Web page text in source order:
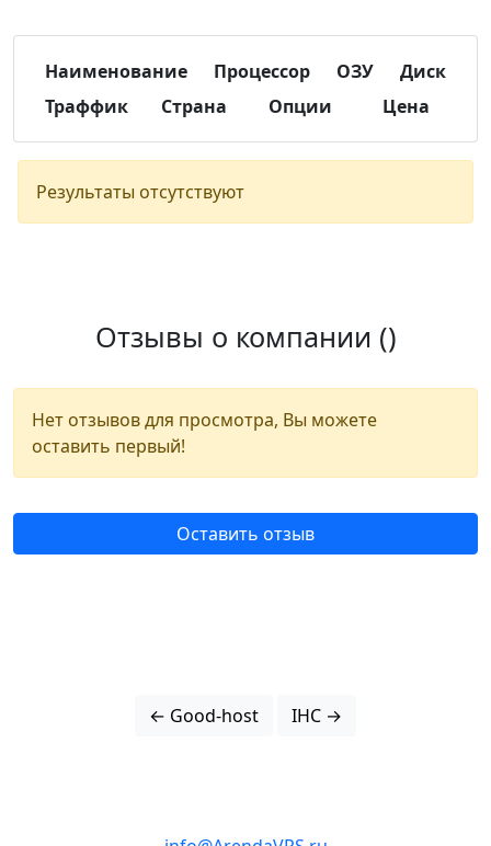
Наименование Процессор ОЗУ
Диск
Траффик
Страна Опции Цена
Результаты отсутствуют
Отзывы о компании ()
Нет отзывов для просмотра, Вы можете
оставить первый!
Оставить отзыв
← Good-host IHC →